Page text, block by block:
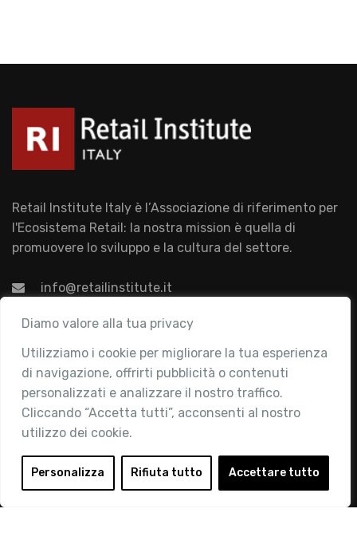
Diamo valore alla tua privacy
Utilizziamo i cookie per migliorare la tua esperienza
di navigazione, offrirti pubblicità o contenuti
personalizzati e analizzare il nostro traffico.
Cliccando “Accetta tutti”, acconsenti al nostro
utilizzo dei cookie.
Personalizza Rifiuta tutto Accettare tutto
Retail Institute Italy è l’Associazione di riferimento per
l'Ecosistema Retail: la nostra mission è quella di
promuovere lo sviluppo e la cultura del settore.
info@retailinstitute.it
Associazione
Chi siamo
Attività
Contatti
Area Riservata
Login
Diventa Socio